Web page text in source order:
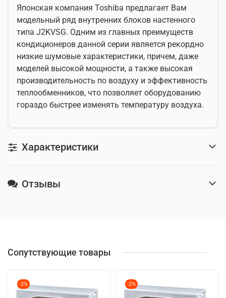
Японская компания Toshiba предлагает Вам
модельный ряд внутренних блоков настенного
типа J2KVSG. Одним из главных преимуществ
кондиционеров данной серии является рекордно
низкие шумовые характеристики, причем, даже
моделей высокой мощности, а также высокая
производительность по воздуху и эффективность
теплообменников, что позволяет оборудованию
гораздо быстрее изменять температуру воздуха.
Характеристики
Отзывы
Сопутствующие товары
-2% -2%